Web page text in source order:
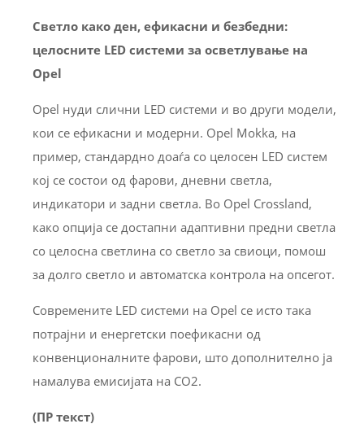
Светло како ден, ефикасни и безбедни:
целосните LED системи за осветлување на
Opel
Opel нуди слични LED системи и во други модели,
кои се ефикасни и модерни. Opel Mokka, на
пример, стандардно доаѓа со целосен LED систем
кој се состои од фарови, дневни светла,
индикатори и задни светла. Во Opel Crossland,
како опција се достапни адаптивни предни светла
со целосна светлина со светло за свиоци, помош
за долго светло и автоматска контрола на опсегот.
Современите LED системи на Opel се исто така
потрајни и енергетски поефикасни од
конвенционалните фарови, што дополнително ја
намалува емисијата на СО2.
(ПР текст)